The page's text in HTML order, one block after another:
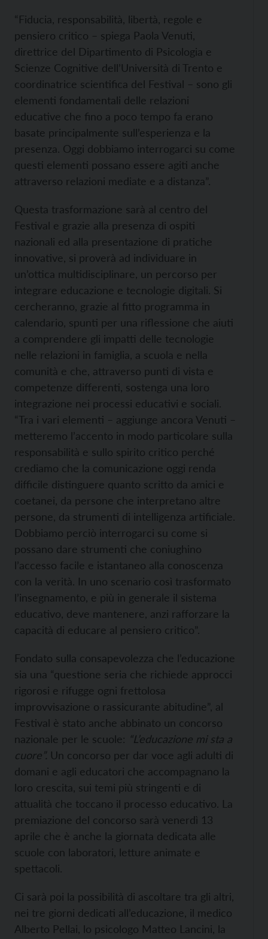
“Fiducia, responsabilità, libertà, regole e
pensiero critico – spiega Paola Venuti,
direttrice del Dipartimento di Psicologia e
Scienze Cognitive dell’Università di Trento e
coordinatrice scientifica del Festival – sono gli
elementi fondamentali delle relazioni
educative che fino a poco tempo fa erano
basate principalmente sull’esperienza e la
presenza. Oggi dobbiamo interrogarci su come
questi elementi possano essere agiti anche
attraverso relazioni mediate e a distanza”.
Questa trasformazione sarà al centro del
Festival e grazie alla presenza di ospiti
nazionali ed alla presentazione di pratiche
innovative, si proverà ad individuare in
un’ottica multidisciplinare, un percorso per
integrare educazione e tecnologie digitali. Si
cercheranno, grazie al fitto programma in
calendario, spunti per una riflessione che aiuti
a comprendere gli impatti delle tecnologie
nelle relazioni in famiglia, a scuola e nella
comunità e che, attraverso punti di vista e
competenze differenti, sostenga una loro
integrazione nei processi educativi e sociali.
“Tra i vari elementi – aggiunge ancora Venuti –
metteremo l’accento in modo particolare sulla
responsabilità e sullo spirito critico perché
crediamo che la comunicazione oggi renda
difficile distinguere quanto scritto da amici e
coetanei, da persone che interpretano altre
persone, da strumenti di intelligenza artificiale.
Dobbiamo perciò interrogarci su come si
possano dare strumenti che coniughino
l’accesso facile e istantaneo alla conoscenza
con la verità. In uno scenario così trasformato
l’insegnamento, e più in generale il sistema
educativo, deve mantenere, anzi rafforzare la
capacità di educare al pensiero critico”.
Fondato sulla consapevolezza che l’educazione
sia una “questione seria che richiede approcci
rigorosi e rifugge ogni frettolosa
improvvisazione o rassicurante abitudine”, al
Festival è stato anche abbinato un concorso
nazionale per le scuole: “L’educazione mi sta a
cuore”. Un concorso per dar voce agli adulti di
domani e agli educatori che accompagnano la
loro crescita, sui temi più stringenti e di
attualità che toccano il processo educativo. La
premiazione del concorso sarà venerdì 13
aprile che è anche la giornata dedicata alle
scuole con laboratori, letture animate e
spettacoli.
Ci sarà poi la possibilità di ascoltare tra gli altri,
nei tre giorni dedicati all’educazione, il medico
Alberto Pellai, lo psicologo Matteo Lancini, la